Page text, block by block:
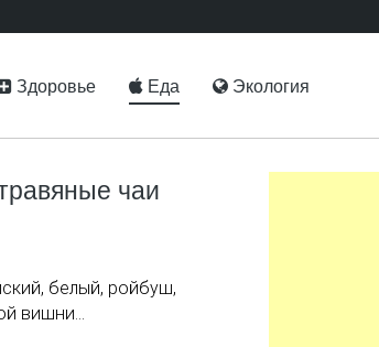
Здоровье Еда Экология
чаи
белый, ройбуш,
вишни...